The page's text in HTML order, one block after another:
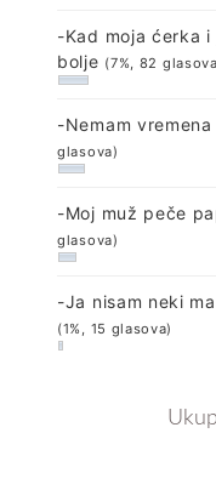
-Kad moja ćerka i
bolje (7%, 82
-Nemam
glasova)
-Moj muž peče
glasova)
-Ja nisam neki
(1%, 15 glasova)